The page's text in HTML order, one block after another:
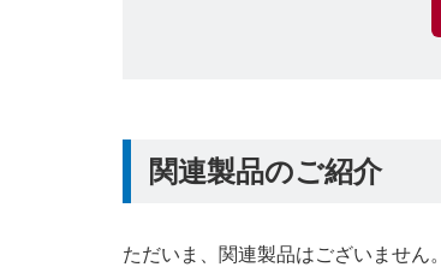
関連製品のご紹介
ただいま、関連製品はございません。